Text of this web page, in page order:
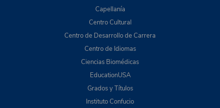
Capellanía
Centro Cultural
Centro de Desarrollo de Carrera
Centro de Idiomas
Ciencias Biomédicas
EducationUSA
Grados y Títulos
Instituto Confucio